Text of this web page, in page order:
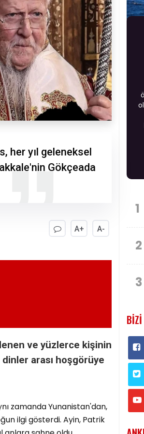
her yıl geleneksel
Gökçeada
A+ A-
ve yüzlerce kişinin
dinler arası hoşgörüye
zamanda Yunanistan'dan,
ilgi gösterdi. Ayin, Patrik
1
2
3